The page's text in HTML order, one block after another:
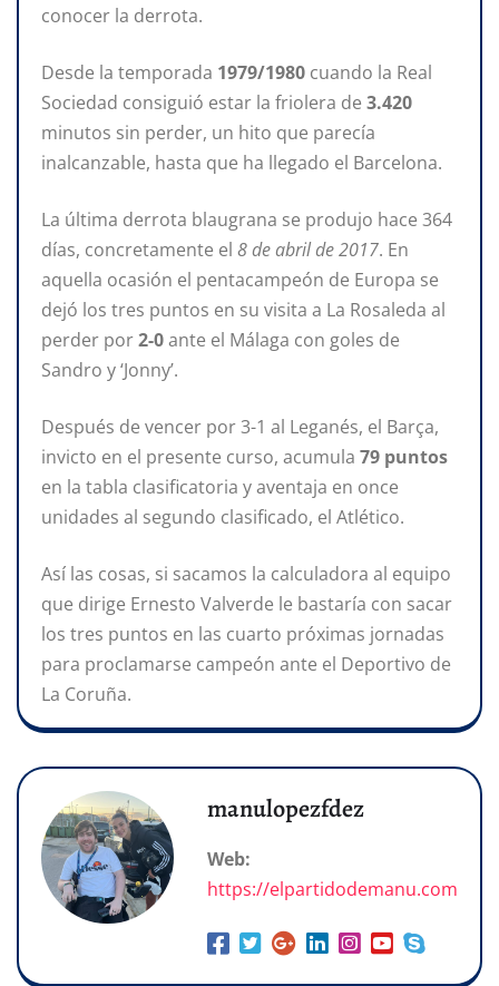
conocer la derrota.
Desde la temporada 1979/1980 cuando la Real
Sociedad consiguió estar la friolera de 3.420
minutos sin perder, un hito que parecía
inalcanzable, hasta que ha llegado el Barcelona.
La última derrota blaugrana se produjo hace 364
días, concretamente el 8 de abril de 2017. En
aquella ocasión el pentacampeón de Europa se
dejó los tres puntos en su visita a La Rosaleda al
perder por2-0ante el Málaga con goles de
Sandro y ‘Jonny’.
Después de vencer por 3-1 al Leganés, el Barça,
invicto en el presente curso, acumula 79 puntos
en la tabla clasificatoria y aventaja en once
unidades al segundo clasificado, el Atlético.
Así las cosas, si sacamos la calculadora al equipo
que dirige Ernesto Valverde le bastaría con sacar
los tres puntos en las cuarto próximas jornadas
para proclamarse campeón ante el Deportivo de
La Coruña.
manulopezfdez
Web:
https://elpartidodemanu.com